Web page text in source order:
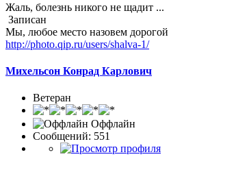
Жаль, болезнь никого не щадит ...
Записан
Мы, любое место назовем дорогой
http://photo.qip.ru/users/shalva-1/
Михельсон Конрад Карлович
Ветеран
Оффлайн
Сообщений: 551